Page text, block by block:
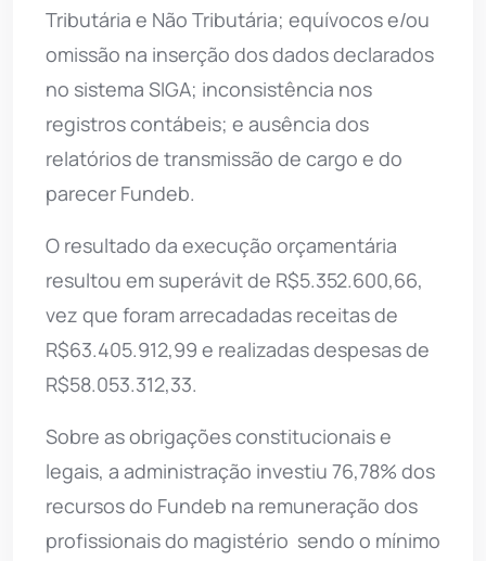
Tributária e Não Tributária; equívocos e/ou
omissão na inserção dos dados declarados
no sistema SIGA; inconsistência nos
registros contábeis; e ausência dos
relatórios de transmissão de cargo e do
parecer Fundeb.
O resultado da execução orçamentária
resultou em superávit de R$5.352.600,66,
vez que foram arrecadadas receitas de
R$63.405.912,99 e realizadas despesas de
R$58.053.312,33.
Sobre as obrigações constitucionais e
legais, a administração investiu 76,78% dos
recursos do Fundeb na remuneração dos
profissionais do magistério  sendo o mínimo